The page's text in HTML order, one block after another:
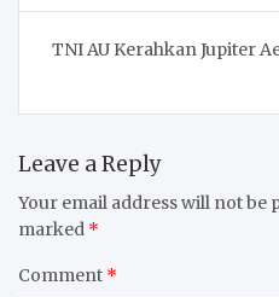
TNI AU Kerahkan Jupiter
Leave a Reply
Your email address will not be
marked *
Comment *